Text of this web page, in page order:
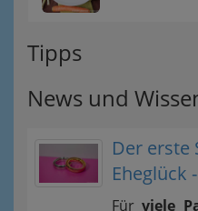
Tipps
News und
Der erste
Eheglück
Fürviele